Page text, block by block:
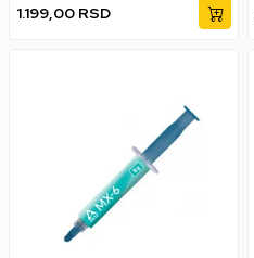
1.199,00 RSD